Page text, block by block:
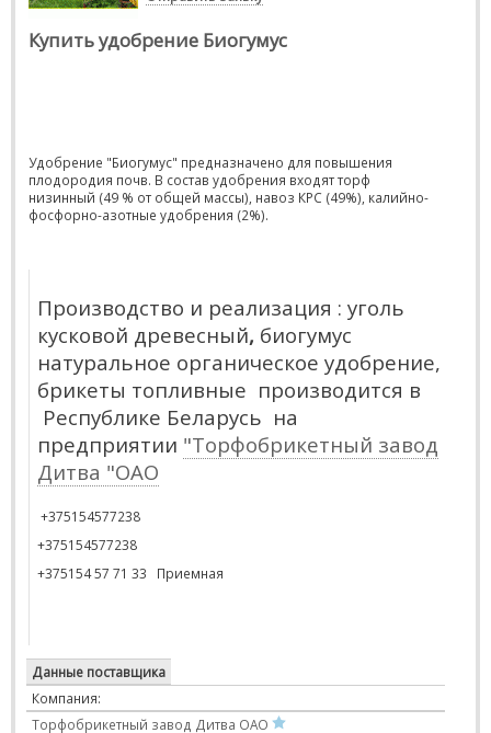
Купить удобрение Биогумус
Удобрение "Биогумус" предназначено для повышения
плодородия почв. В состав удобрения входят торф
низинный (49 % от общей массы), навоз КРС (49%), калийно-
фосфорно-азотные удобрения (2%).
Производство и реализация : yголь
кусковой древесный, биогумус
натуральное органическое удобрение,
брикеты топливные производится в
Республике Беларусь на
предприятии "Торфобрикетный завод
Дитва "ОАО
+375154577238
+375154577238
+375154 57 71 33 Приемная
Данные поставщика
Компания:
Торфобрикетный завод Дитва ОАО